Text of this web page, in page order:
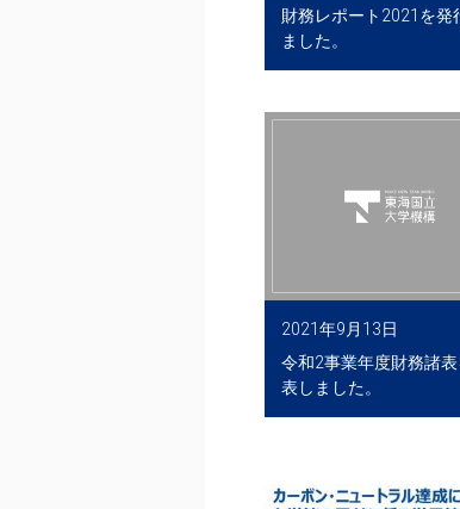
財務レポート2021を発
ました。
2021年9月13日
令和2事業年度財務諸
表しました。